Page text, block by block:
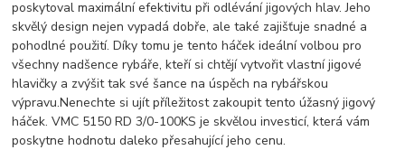
poskytoval maximální efektivitu při odlévání jigových hlav. Jeho
skvělý design nejen vypadá dobře, ale také zajišťuje snadné a
pohodlné použití. Díky tomu je tento háček ideální volbou pro
všechny nadšence rybáře, kteří si chtějí vytvořit vlastní jigové
hlavičky a zvýšit tak své šance na úspěch na rybářskou
výpravu.Nenechte si ujít příležitost zakoupit tento úžasný jigový
háček. VMC 5150 RD 3/0-100KS je skvělou investicí, která vám
poskytne hodnotu daleko přesahující jeho cenu.